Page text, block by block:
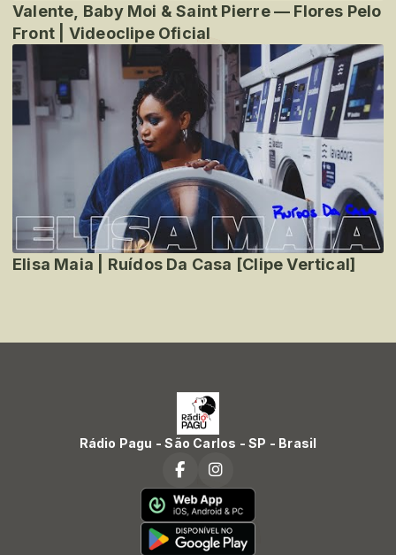
Valente, Baby Moi & Saint Pierre — Flores Pelo
Front | Videoclipe Oficial
Elisa Maia | Ruídos Da Casa [Clipe Vertical]
Rádio Pagu - São Carlos - SP - Brasil